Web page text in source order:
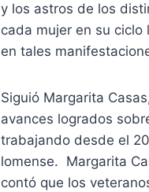
y los astros de los
cada mujer en su
en tales
Siguió Margarita
avances logrados
trabajando desde el
lomense. Margarita
contó que los